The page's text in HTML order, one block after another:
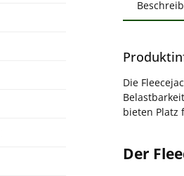
Die
bieten Platz
Der